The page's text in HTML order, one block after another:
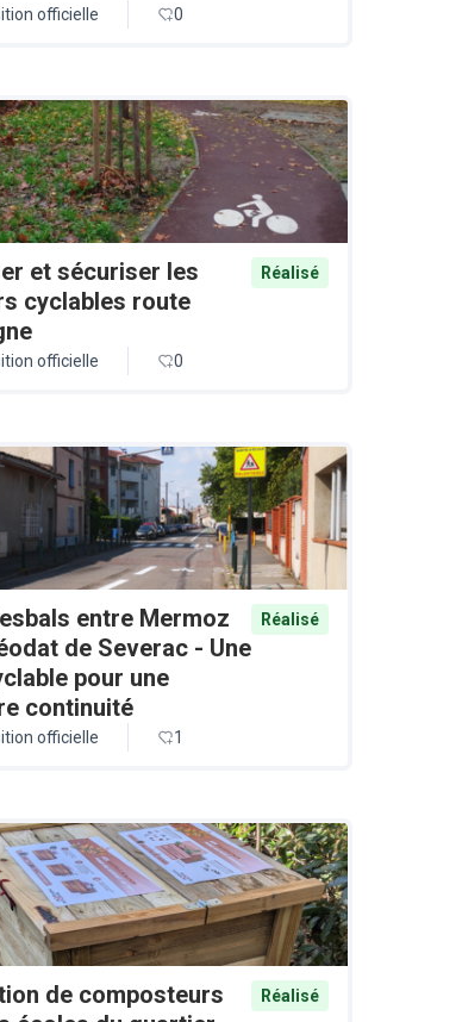
officielle 0
et sécuriser les
cyclables route
Réalisé
officielle 0
entre Mermoz
de Severac - Une
pour une
continuité
Réalisé
officielle 1
de composteurs
Réalisé